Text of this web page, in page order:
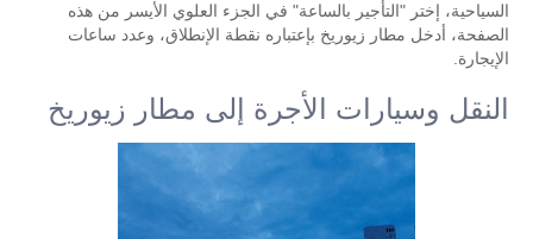
السياحية، إختر "التأجير بالساعة" في الجزء العلوي الأيسر من هذه
الصفحة، أدخل مطار زيوريخ بإعتباره نقطة الإنطلاق، وعدد ساعات
الإيجارة.
النقل وسيارات الأجرة إلى مطار زيوريخ